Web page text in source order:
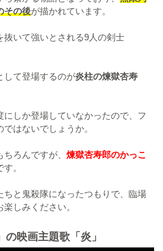
その後が描かれています。
抜いて強いとされる9人の剣士
して登場するのが炎柱の煉獄杏寿
にしか登場していなかったので、フ
はないでしょうか。
ろんですが、 煉獄杏寿郎のかっこ
す。
ちと鬼殺隊になったつもりで、臨場
しみください。
映画主題歌「炎」